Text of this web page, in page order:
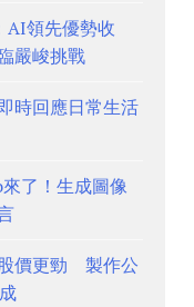
AI領先優勢收
嚴峻挑戰
時回應日常生活
了！生成圖像
價更勁 製作公